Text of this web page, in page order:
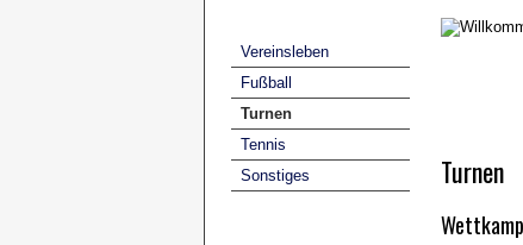
Vereinsleben
Fußball
Turnen
Tennis
Sonstiges
Turnen